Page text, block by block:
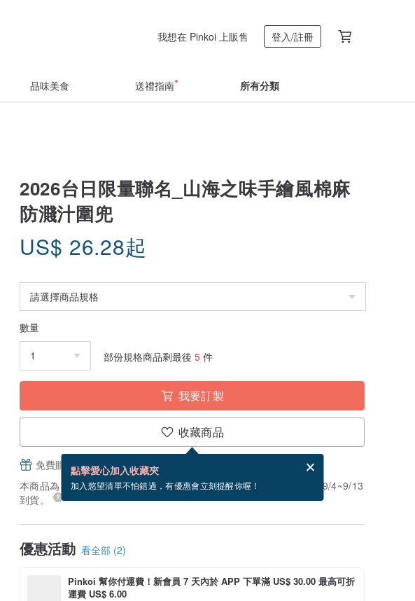
我想在 Pinkoi 上販售 登入/註冊
品味美食 送禮指南 所有分類
2026台日限量聯名_山海之味手繪風棉麻
防濺汁圍兜
US$ 26.28起
數量
部份規格商品剩最後 5 件
我要訂製
收藏商品
點擊愛心加入收藏夾
加入慾望清單不怕錯過，有優惠會立刻提醒你喔！
免費贈送電子賀卡，結帳完成後填寫
本商品為「接單訂製」。付款後需 20 個工作天製作。現在下單預估 9/4~9/13
到貨。
優惠活動 看全部 (2)
Pinkoi 幫你付運費！新會員 7 天內於 APP 下單滿 US$ 30.00 最高可折
運費 US$ 6.00